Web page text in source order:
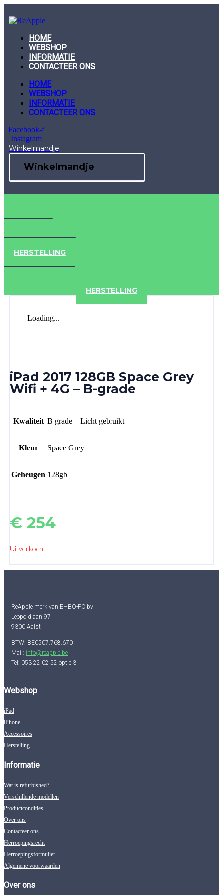
to
content
HOME
WEBSHOP
INFORMATIE
CONTACTEER ONS
HOME
WEBSHOP
INFORMATIE
CONTACTEER ONS
Facebook-f
Instagram
Winkelmandje
Winkelmandje
HERSTELLING
HERSTELLING
Loading...
iPad 2017 128GB Space Grey
Wifi + 4G – B-grade
Kwaliteit B grade – Licht gebruikt
Kleur Space Grey
Geheugen 128gb
€ 254
Uitverkocht
ReApple merk van EHBO-PC bv
Leopoldlaan 97
9300 Aalst
BTW: BE0507.768.670
Mail: info@reapple.be
Tel: 053 22 02 52 optie 3
Webshop
iPad
iPhone
Accessoires
Herstelling
Informatie
Wat is refurbished?
Verschillende modellen
Productcondities
Over ons
Contacteer ons
Herroepingsrecht
Herroepingsformulier
Algemene voorwaarden
Over ons